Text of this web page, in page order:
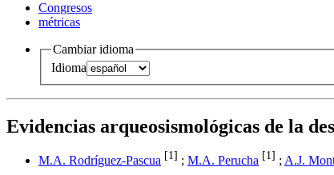
Congresos
métricas
Cambiar idioma
Idioma
Evidencias arqueosismológicas de la
M.A. Rodríguez-Pascua [1] ; M.A. Perucha [1] ; A.J.